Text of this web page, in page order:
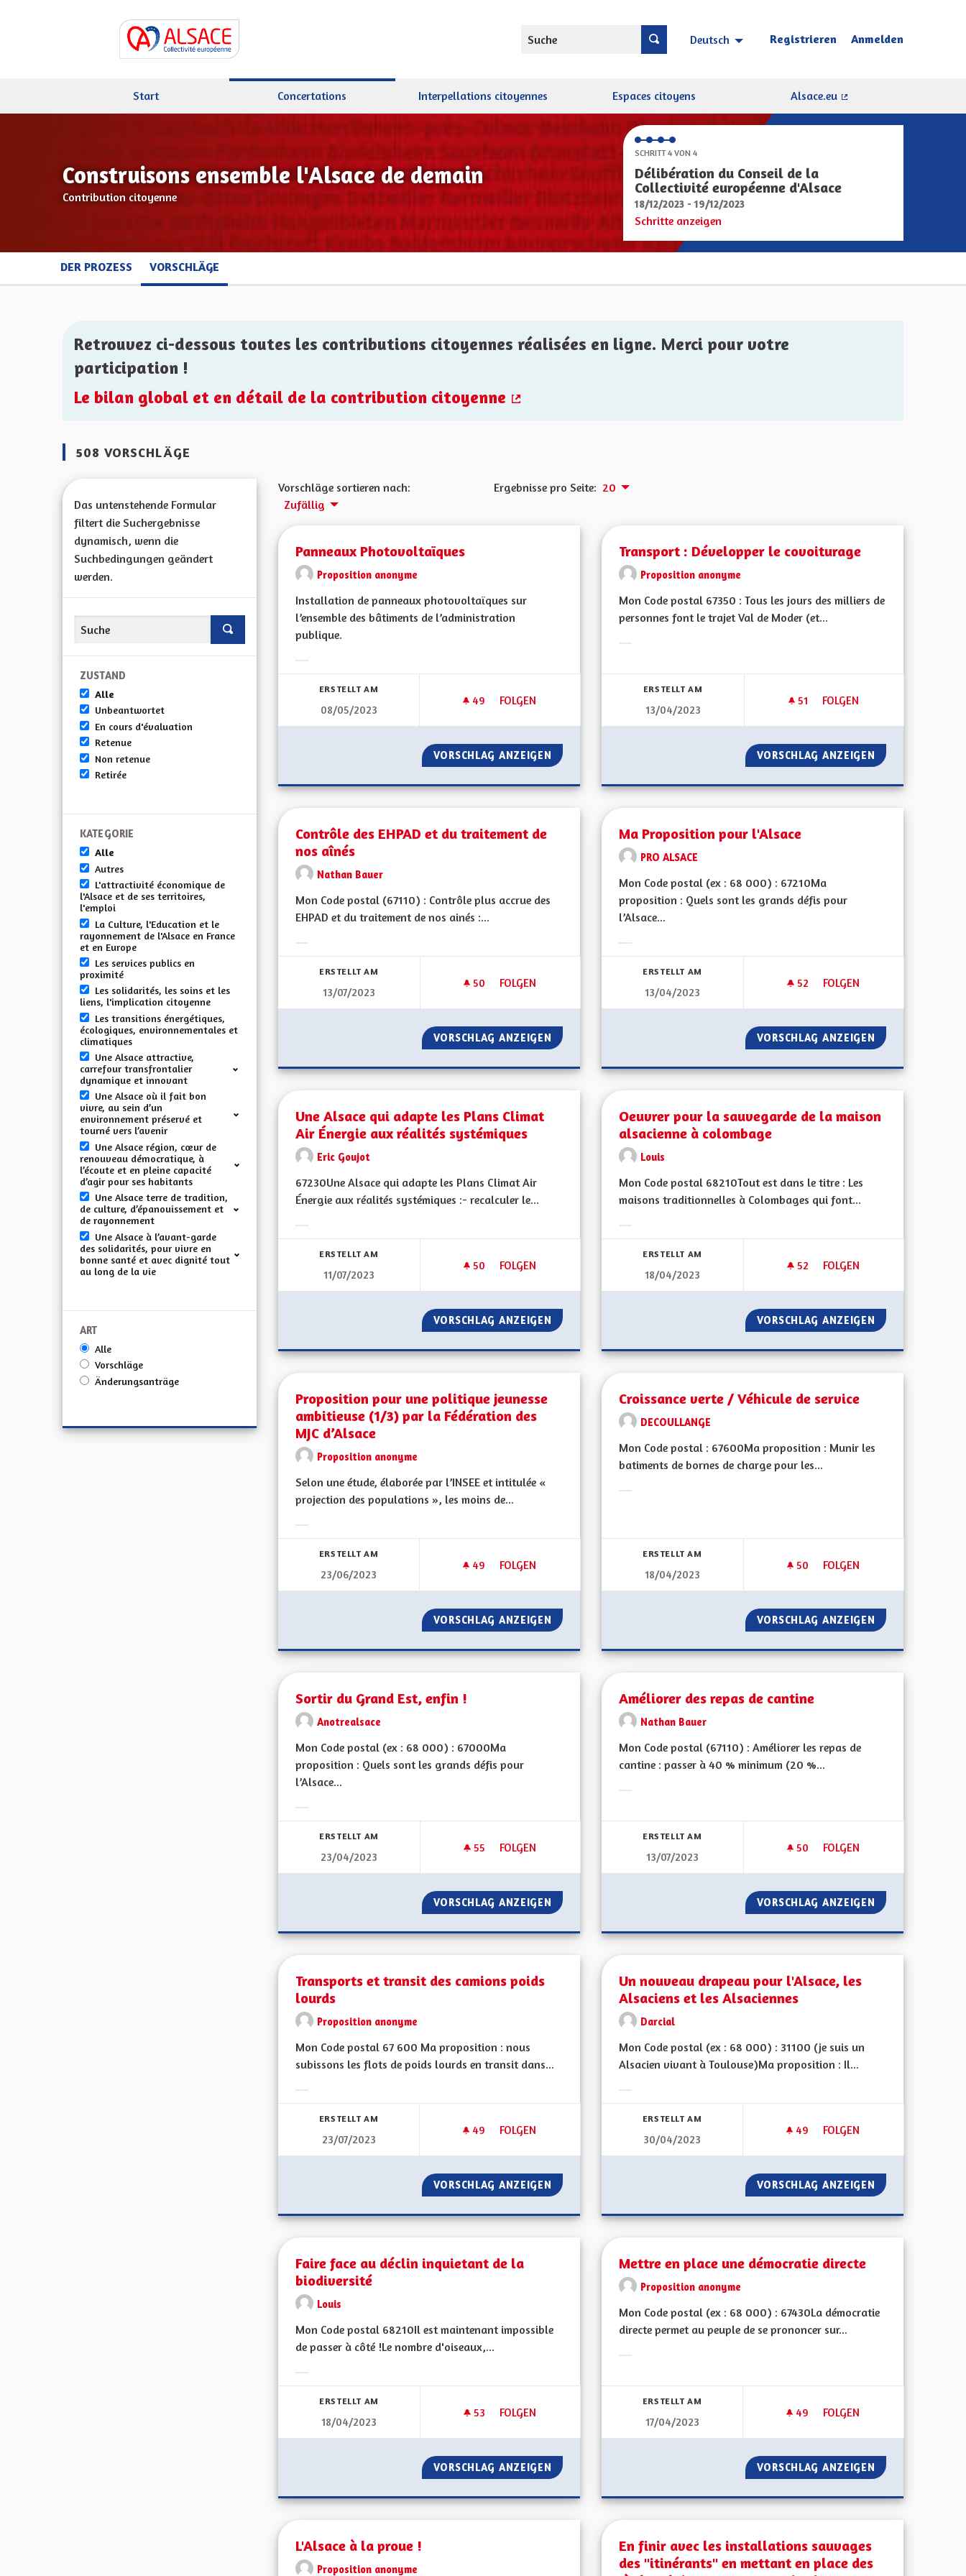
Suche Deutsch Choisir la langue Sprache wählen
Registrieren Anmelden
Start Concertations Interpellations citoyennes Espaces citoyens
Alsace.eu
Construisons ensemble l'Alsace de demain
Contribution citoyenne
SCHRITT 4 VON 4
Délibération du Conseil de la
Collectivité européenne d'Alsace
18/12/2023 - 19/12/2023
Schritte anzeigen
DER PROZESS VORSCHLÄGE
Retrouvez ci-dessous toutes les contributions citoyennes réalisées en ligne. Merci pour votre
participation !
Le bilan global et en détail de la contribution citoyenne
508 VORSCHLÄGE
Das untenstehende Formular
filtert die Suchergebnisse
dynamisch, wenn die
Suchbedingungen geändert
werden.
ZUSTAND
Alle
Unbeantwortet
En cours d'évaluation
Retenue
Non retenue
Retirée
KATEGORIE
Alle
Autres
L'attractivité économique de
l'Alsace et de ses territoires,
l'emploi
La Culture, l'Education et le
rayonnement de l'Alsace en France
et en Europe
Les services publics en
proximité
Les solidarités, les soins et les
liens, l'implication citoyenne
Les transitions énergétiques,
écologiques, environnementales et
climatiques
Une Alsace attractive,
carrefour transfrontalier
dynamique et innovant
Une Alsace où il fait bon
vivre, au sein d’un
environnement préservé et
tourné vers l’avenir
Une Alsace région, cœur de
renouveau démocratique, à
l’écoute et en pleine capacité
d’agir pour ses habitants
Une Alsace terre de tradition,
de culture, d’épanouissement et
de rayonnement
Une Alsace à l’avant-garde
des solidarités, pour vivre en
bonne santé et avec dignité tout
au long de la vie
ART
Alle
Vorschläge
Änderungsanträge
Vorschläge sortieren nach:
Zufällig
Ergebnisse pro Seite: 20
Panneaux Photovoltaïques
Proposition anonyme
Installation de panneaux photovoltaïques sur
l’ensemble des bâtiments de l’administration
publique.
ERSTELLT AM
08/05/2023
49 49 FOLLOWER
FOLGEN
PANNEAUX PHOTOVOLTAÏQUES
VORSCHLAG ANZEIGEN PANNEAUX PHOTOVOLTAÏQUES
Transport : Développer le covoiturage
Proposition anonyme
Mon Code postal 67350 : Tous les jours des milliers de
personnes font le trajet Val de Moder (et...
ERSTELLT AM
13/04/2023
51 51 FOLLOWER
FOLGEN
TRANSPORT : DÉVELOPPER
VORSCHLAG ANZEIGEN TRANSPORT :
Contrôle des EHPAD et du traitement de
nos aînés
Nathan Bauer
Mon Code postal (67110) : Contrôle plus accrue des
EHPAD et du traitement de nos ainés :...
ERSTELLT AM
13/07/2023
50 50 FOLLOWER
FOLGEN
CONTRÔLE DES EHPAD ET DU TRAITEMENT DE NOS AÎNÉS
VORSCHLAG ANZEIGEN CONTRÔLE DES EHPAD ET DU TRAITEMENT DE NOS AÎNÉS
Ma Proposition pour l'Alsace
PRO ALSACE
Mon Code postal (ex : 68 000) : 67210Ma
proposition : Quels sont les grands défis pour
l’Alsace...
ERSTELLT AM
13/04/2023
52 52 FOLLOWER
FOLGEN
MA PROPOSITION POUR
VORSCHLAG ANZEIGEN MA
Une Alsace qui adapte les Plans Climat
Air Énergie aux réalités systémiques
Eric Goujot
67230Une Alsace qui adapte les Plans Climat Air
Énergie aux réalités systémiques :- recalculer le...
ERSTELLT AM
11/07/2023
50 50 FOLLOWER
FOLGEN
UNE ALSACE QUI ADAPTE LES PLANS CLIMAT AIR ÉNERGIE AUX RÉALITÉS SYSTÉMIQUES
VORSCHLAG ANZEIGEN UNE ALSACE QUI ADAPTE LES PLANS CLIMAT AIR ÉNERGIE AUX RÉALITÉS
Oeuvrer pour la sauvegarde de la maison
alsacienne à colombage
Louis
Mon Code postal 68210Tout est dans le titre : Les
maisons traditionnelles à Colombages qui font...
ERSTELLT AM
18/04/2023
52 52 FOLLOWER
FOLGEN
OEUVRER POUR LA
VORSCHLAG ANZEIGEN OEUVRER
Proposition pour une politique jeunesse
ambitieuse (1/3) par la Fédération des
MJC d’Alsace
Proposition anonyme
Selon une étude, élaborée par l’INSEE et intitulée «
projection des populations », les moins de...
ERSTELLT AM
23/06/2023
49 49 FOLLOWER
FOLGEN
PROPOSITION POUR UNE POLITIQUE JEUNESSE AMBITIEUSE (1/3) PAR LA FÉDÉRATION DES MJC
VORSCHLAG ANZEIGEN PROPOSITION POUR UNE POLITIQUE JEUNESSE AMBITIEUSE (1/3) PAR LA
Croissance verte / Véhicule de service
DECOULLANGE
Mon Code postal : 67600Ma proposition : Munir les
batiments de bornes de charge pour les...
ERSTELLT AM
18/04/2023
50 50 FOLLOWER
FOLGEN
CROISSANCE VERTE /
VORSCHLAG ANZEIGEN CROISSANCE
Sortir du Grand Est, enfin !
Anotrealsace
Mon Code postal (ex : 68 000) : 67000Ma
proposition : Quels sont les grands défis pour
l’Alsace...
ERSTELLT AM
23/04/2023
55 55 FOLLOWER
FOLGEN
SORTIR DU GRAND EST, ENFIN !
VORSCHLAG ANZEIGEN SORTIR DU GRAND EST, ENFIN !
Améliorer des repas de cantine
Nathan Bauer
Mon Code postal (67110) : Améliorer les repas de
cantine : passer à 40 % minimum (20 %...
ERSTELLT AM
13/07/2023
50 50 FOLLOWER
FOLGEN
AMÉLIORER DES REPAS DE
VORSCHLAG ANZEIGEN AMÉLIORER DES
Transports et transit des camions poids
lourds
Proposition anonyme
Mon Code postal 67 600 Ma proposition : nous
subissons les flots de poids lourds en transit dans...
ERSTELLT AM
23/07/2023
49 49 FOLLOWER
FOLGEN
TRANSPORTS ET TRANSIT DES CAMIONS POIDS LOURDS
VORSCHLAG ANZEIGEN TRANSPORTS ET TRANSIT DES CAMIONS POIDS LOURDS
Un nouveau drapeau pour l'Alsace, les
Alsaciens et les Alsaciennes
Darcial
Mon Code postal (ex : 68 000) : 31100 (je suis un
Alsacien vivant à Toulouse)Ma proposition : Il...
ERSTELLT AM
30/04/2023
49 49 FOLLOWER
FOLGEN
UN NOUVEAU DRAPEAU
VORSCHLAG ANZEIGEN UN NOUVEAU
Faire face au déclin inquietant de la
biodiversité
Louis
Mon Code postal 68210Il est maintenant impossible
de passer à côté !Le nombre d'oiseaux,...
ERSTELLT AM
18/04/2023
53 53 FOLLOWER
FOLGEN
FAIRE FACE AU DÉCLIN INQUIETANT DE LA BIODIVERSITÉ
VORSCHLAG ANZEIGEN FAIRE FACE AU DÉCLIN INQUIETANT DE LA BIODIVERSITÉ
Mettre en place une démocratie directe
Proposition anonyme
Mon Code postal (ex : 68 000) : 67430La démocratie
directe permet au peuple de se prononcer sur...
ERSTELLT AM
17/04/2023
49 49 FOLLOWER
FOLGEN
METTRE EN PLACE UNE
VORSCHLAG ANZEIGEN METTRE EN
L'Alsace à la proue !
Proposition anonyme
En finir avec les installations sauvages
des "itinérants" en mettant en place des